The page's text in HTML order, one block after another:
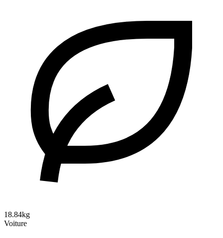
18.84kg
Voiture